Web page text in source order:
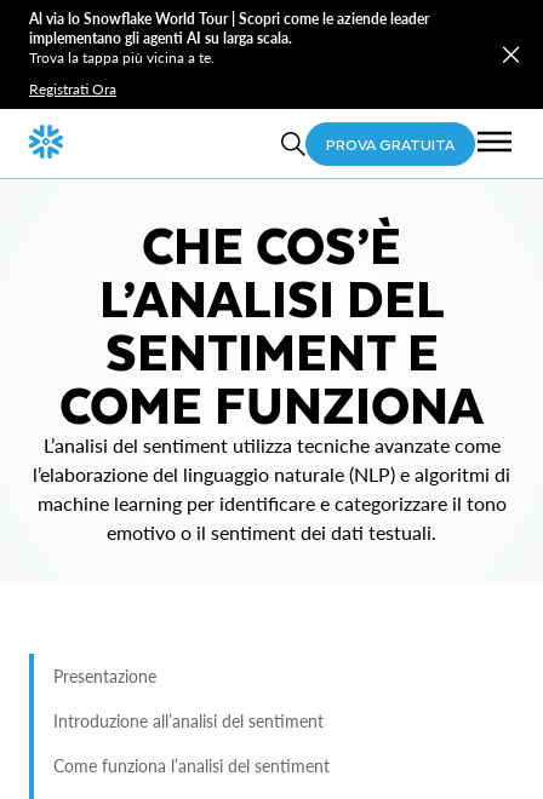
Al via lo Snowflake World Tour | Scopri come le aziende leader
implementano gli agenti AI su larga scala.
Trova la tappa più vicina a te.
Registrati Ora
PROVA GRATUITA
CHE COS’È
L’ANALISI DEL
SENTIMENT E
COME FUNZIONA
L’analisi del sentiment utilizza tecniche avanzate come
l’elaborazione del linguaggio naturale (NLP) e algoritmi di
machine learning per identificare e categorizzare il tono
emotivo o il sentiment dei dati testuali.
Presentazione
Introduzione all’analisi del sentiment
Come funziona l’analisi del sentiment